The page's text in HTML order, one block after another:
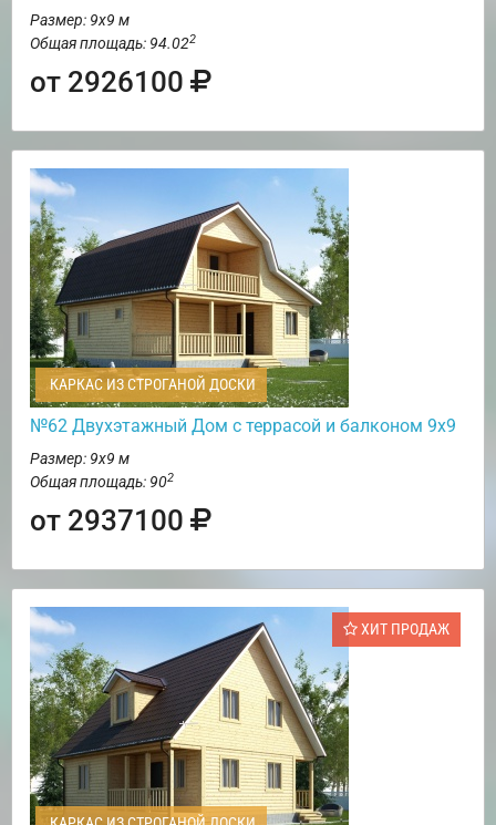
Размер: 9х9 м
Общая площадь: 94.022
от 2926100
КАРКАС ИЗ СТРОГАНОЙ ДОСКИ
№62 Двухэтажный Дом с террасой и балконом 9х9
Размер: 9х9 м
Общая площадь: 902
от 2937100
ХИТ ПРОДАЖ